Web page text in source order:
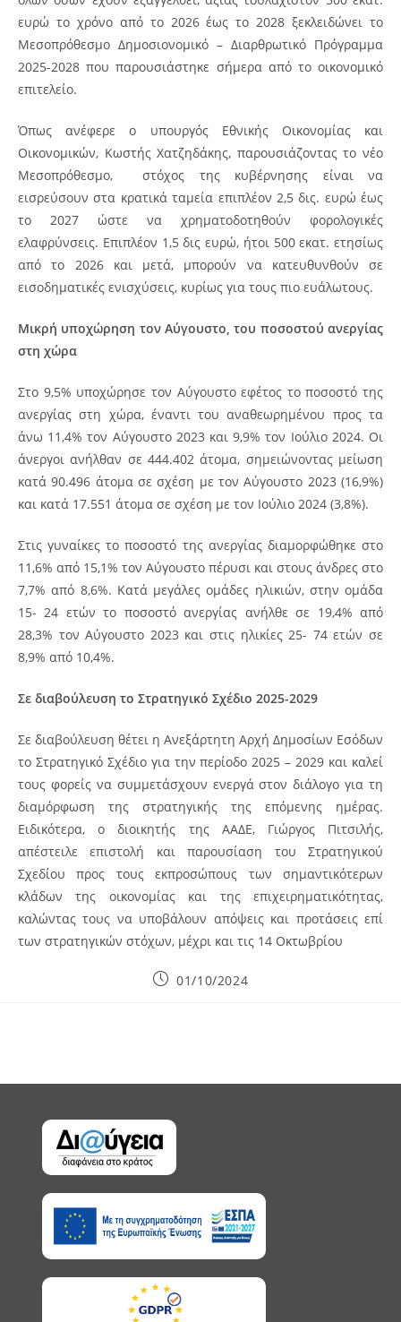
ευρώ το χρόνο από το 2026 έως το 2028 ξεκλειδώνει το
Μεσοπρόθεσμο Δημοσιονομικό – Διαρθρωτικό Πρόγραμμα
2025-2028 που παρουσιάστηκε σήμερα από το οικονομικό
επιτελείο.
Όπως ανέφερε ο υπουργός Εθνικής Οικονομίας και
Οικονομικών, Κωστής Χατζηδάκης, παρουσιάζοντας το νέο
Μεσοπρόθεσμο, στόχος της κυβέρνησης είναι να
εισρεύσουν στα κρατικά ταμεία επιπλέον 2,5 δις. ευρώ έως
το 2027 ώστε να χρηματοδοτηθούν φορολογικές
ελαφρύνσεις. Επιπλέον 1,5 δις ευρώ, ήτοι 500 εκατ. ετησίως
από το 2026 και μετά, μπορούν να κατευθυνθούν σε
εισοδηματικές ενισχύσεις, κυρίως για τους πιο ευάλωτους.
Μικρή υποχώρηση τον Αύγουστο, του ποσοστού ανεργίας
στη χώρα
Στο 9,5% υποχώρησε τον Αύγουστο εφέτος το ποσοστό της
ανεργίας στη χώρα, έναντι του αναθεωρημένου προς τα
άνω 11,4% τον Αύγουστο 2023 και 9,9% τον Ιούλιο 2024. Οι
άνεργοι ανήλθαν σε 444.402 άτομα, σημειώνοντας μείωση
κατά 90.496 άτομα σε σχέση με τον Αύγουστο 2023 (16,9%)
και κατά 17.551 άτομα σε σχέση με τον Ιούλιο 2024 (3,8%).
Στις γυναίκες το ποσοστό της ανεργίας διαμορφώθηκε στο
11,6% από 15,1% τον Αύγουστο πέρυσι και στους άνδρες στο
7,7% από 8,6%. Κατά μεγάλες ομάδες ηλικιών, στην ομάδα
15- 24 ετών το ποσοστό ανεργίας ανήλθε σε 19,4% από
28,3% τον Αύγουστο 2023 και στις ηλικίες 25- 74 ετών σε
8,9% από 10,4%.
Σε διαβούλευση το Στρατηγικό Σχέδιο 2025-2029
Σε διαβούλευση θέτει η Ανεξάρτητη Αρχή Δημοσίων Εσόδων
το Στρατηγικό Σχέδιο για την περίοδο 2025 – 2029 και καλεί
τους φορείς να συμμετάσχουν ενεργά στον διάλογο για τη
διαμόρφωση της στρατηγικής της επόμενης ημέρας.
Ειδικότερα, ο διοικητής της ΑΑΔΕ, Γιώργος Πιτσιλής,
απέστειλε επιστολή και παρουσίαση του Στρατηγικού
Σχεδίου προς τους εκπροσώπους των σημαντικότερων
κλάδων της οικονομίας και της επιχειρηματικότητας,
καλώντας τους να υποβάλουν απόψεις και προτάσεις επί
των στρατηγικών στόχων, μέχρι και τις 14 Οκτωβρίου
Post01/10/2024